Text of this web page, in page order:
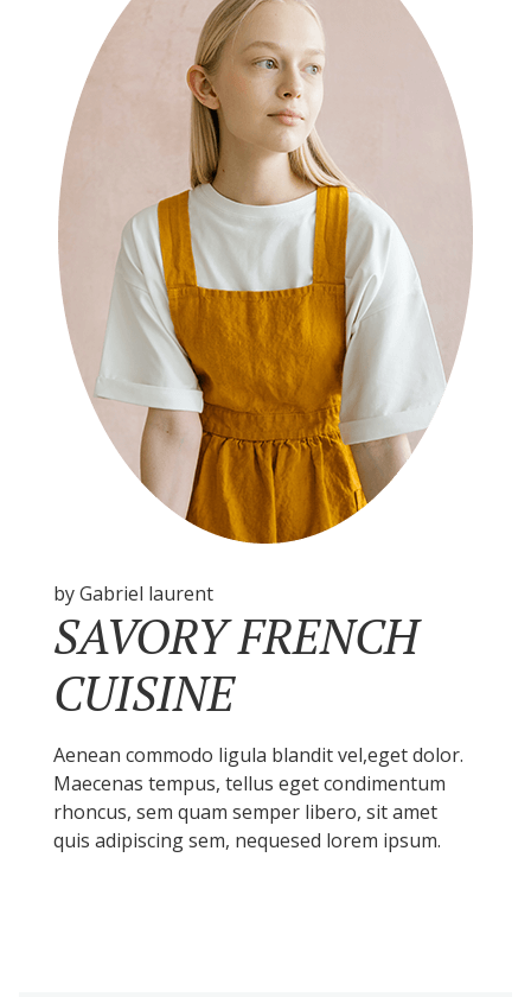
by Gabriel laurent
SAVORY FRENCH
CUISINE
Aenean commodo ligula blandit vel,eget dolor.
Maecenas tempus, tellus eget condimentum
rhoncus, sem quam semper libero, sit amet
quis adipiscing sem, nequesed lorem ipsum.